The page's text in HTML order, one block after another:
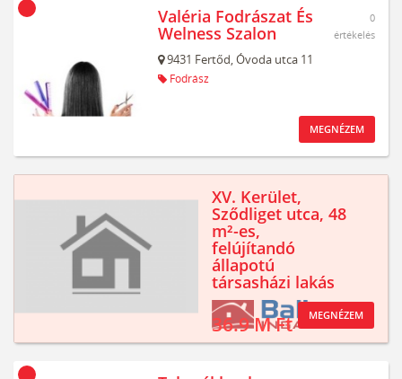
Valéria Fodrászat És
Welness Szalon
9431 Fertőd,Óvoda utca 11
Fodrász
0
értékelés
MEGNÉZEM
XV. Kerület,
Sződliget utca, 48
m²-es,
felújítandó
állapotú
társasházi lakás
36.9 M Ft MEGNÉZEM